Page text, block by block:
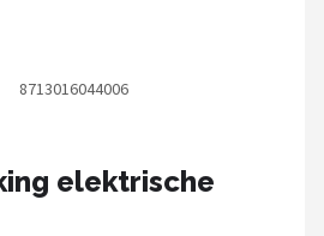
8713016044006
elektrische